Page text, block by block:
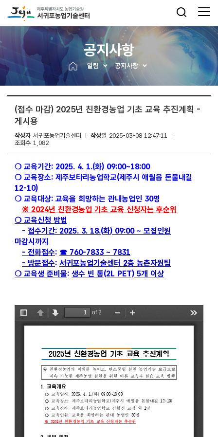
공지사항
알림 공지사항
(접수 마감) 2025년 친환경농업 기초 교육 추진계획 -
게시용
작성자 서귀포농업기술센터 작성일 2025-03-08 12:47:11
조회수 1,082
❍ 교육기간: 2025. 4. 1.(화) 09:00~18:00
❍ 교육장소: 제주보타리농업학교(제주시 애월읍 돈물내길
12-10)
❍ 교육대상: 교육을 희망하는 관내농업인 30명
※ 2024년 친환경농업 기초 교육 신청자는 후순위
❍ 교육신청 방법
- 접수기간: 2025. 3. 18.(화) 09:00 ~ 모집인원
마감시까지
- 전화접수: ☎ 760-7833 ~ 7831
- 방문접수: 서귀포농업기술센터 2층 농촌자원팀
❍ 교육생 준비물: 생수 빈 통(2L PET) 5개 이상